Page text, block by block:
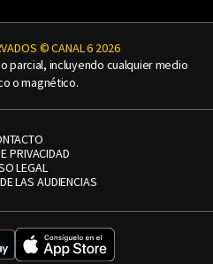
© CANAL 6 2026
parcial, incluyendo cualquier medio
o magnético.
PRIVACIDAD
LEGAL
LAS AUDIENCIAS